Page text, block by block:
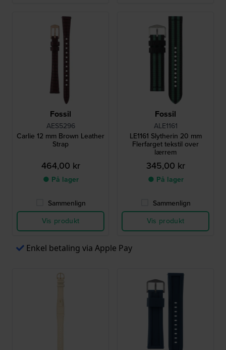
Fossil
AES5296
Carlie 12 mm Brown Leather
Strap
464,00 kr
● På lager
Sammenlign
Vis produkt
Fossil
ALE1161
LE1161 Slytherin 20 mm
Flerfarget tekstil over
lærrem
345,00 kr
● På lager
Sammenlign
Vis produkt
Enkel betaling via Apple Pay